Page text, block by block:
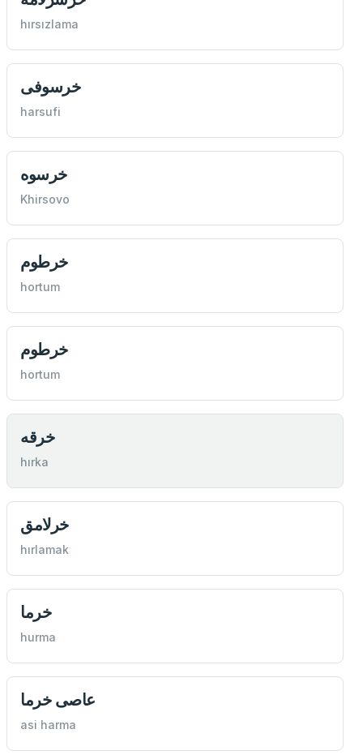
hırsızlama
خرسوفی
harsufi
خرسوه
Khirsovo
خرطوم
hortum
خرطوم
hortum
خرقه
hırka
خرلامق
hırlamak
خرما
hurma
عاصی خرما
asi harma